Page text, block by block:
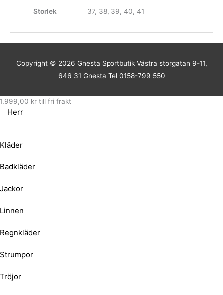
Storlek
37, 38, 39, 40, 41
Copyright © 2026 Gnesta SportbutikVästra storgatan 9-11,
646 31 Gnesta Tel 0158-799 550
1.999,00 kr till fri frakt
Herr
Kläder
Badkläder
Jackor
Linnen
Regnkläder
Strumpor
Tröjor